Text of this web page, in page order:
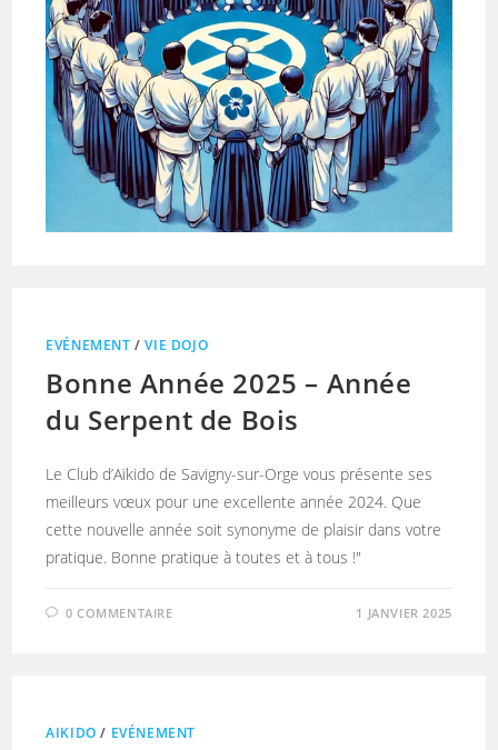
EVÉNEMENT /VIE DOJO
Bonne Année 2025 – Année
du Serpent de Bois
Le Club d’Aïkido de Savigny-sur-Orge vous présente ses
meilleurs vœux pour une excellente année 2024. Que
cette nouvelle année soit synonyme de plaisir dans votre
pratique. Bonne pratique à toutes et à tous !"
0 COMMENTAIRE 1 JANVIER 2025
AIKIDO / EVÉNEMENT